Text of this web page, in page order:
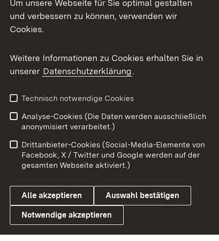
Mastodon
Messenger
Social Wall
X / Twitter
Youtube
Link zum Landesportal
Benutzungshinweise
Barrierefreiheit
Datenschutz
Cookies
Um unsere Webseite für Sie optimal gestalten
und verbessern zu können, verwenden wir
Cookies.
Weitere Informationen zu Cookies erhalten Sie in
unserer Datenschutzerklärung.
Technisch notwendige Cookies
Analyse-Cookies (Die Daten werden ausschließlich
anonymisiert verarbeitet.)
Drittanbieter-Cookies (Social-Media-Elemente von
Facebook, X / Twitter und Google werden auf der
gesamten Webseite aktiviert.)
Alle akzeptieren Auswahl bestätigen
Notwendige akzeptieren